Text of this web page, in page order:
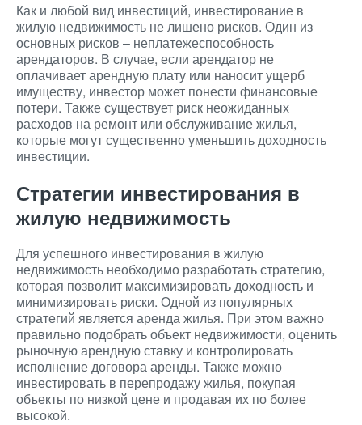
Как и любой вид инвестиций, инвестирование в
жилую недвижимость не лишено рисков. Один из
основных рисков – неплатежеспособность
арендаторов. В случае, если арендатор не
оплачивает арендную плату или наносит ущерб
имуществу, инвестор может понести финансовые
потери. Также существует риск неожиданных
расходов на ремонт или обслуживание жилья,
которые могут существенно уменьшить доходность
инвестиции.
Стратегии инвестирования в
жилую недвижимость
Для успешного инвестирования в жилую
недвижимость необходимо разработать стратегию,
которая позволит максимизировать доходность и
минимизировать риски. Одной из популярных
стратегий является аренда жилья. При этом важно
правильно подобрать объект недвижимости, оценить
рыночную арендную ставку и контролировать
исполнение договора аренды. Также можно
инвестировать в перепродажу жилья, покупая
объекты по низкой цене и продавая их по более
высокой.